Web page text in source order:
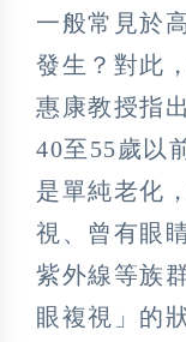
一般常見於
發生？對此
惠康教授指
40至55歲以
是單純老化
視、曾有眼
紫外線等族
眼複視」的